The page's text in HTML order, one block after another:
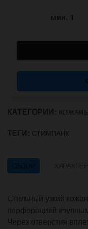
мин. 1
КАТЕГОРИИ:
ТЕГИ: СТИМПАНК
ОБЗОР
Стильный узкий
перфорацией
Через отверстия